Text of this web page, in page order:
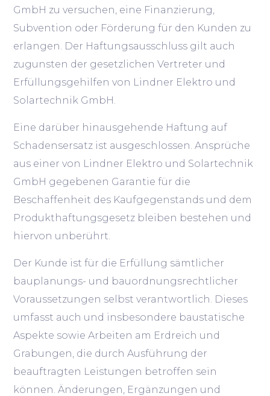
GmbH zu versuchen, eine Finanzierung,
Subvention oder Förderung für den Kunden zu
erlangen. Der Haftungsausschluss gilt auch
zugunsten der gesetzlichen Vertreter und
Erfüllungsgehilfen von Lindner Elektro und
Solartechnik GmbH.
Eine darüber hinausgehende Haftung auf
Schadensersatz ist ausgeschlossen. Ansprüche
aus einer von Lindner Elektro und Solartechnik
GmbH gegebenen Garantie für die
Beschaffenheit des Kaufgegenstands und dem
Produkthaftungsgesetz bleiben bestehen und
hiervon unberührt.
Der Kunde ist für die Erfüllung sämtlicher
bauplanungs- und bauordnungsrechtlicher
Voraussetzungen selbst verantwortlich. Dieses
umfasst auch und insbesondere baustatische
Aspekte sowie Arbeiten am Erdreich und
Grabungen, die durch Ausführung der
beauftragten Leistungen betroffen sein
können. Änderungen, Ergänzungen und